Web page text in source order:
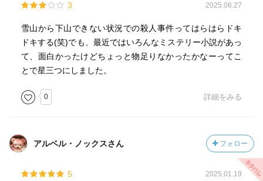
3 2025.06.27
雪山から下山できない状況での殺人事件ってはらはらドキ
ドキする(笑)でも、最近ではいろんなミステリー小説があっ
て、面白かったけどちょっと物足りなかったかなーってこ
とで星三つにしました。
0 詳細をみる
アルベル・ノックスさん フォロー
5 2025.01.19